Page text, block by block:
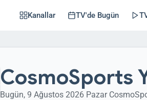
Kanallar TV'de Bugün
CosmoSports
Bugün, 9 Ağustos 2026 Pazar